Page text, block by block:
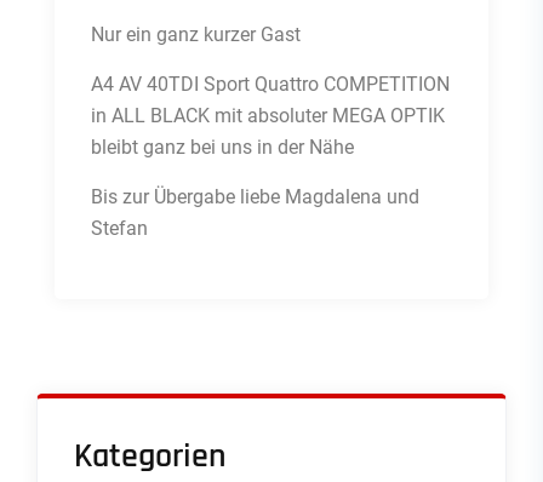
Nur ein ganz kurzer Gast
A4 AV 40TDI Sport Quattro COMPETITION
in ALL BLACK mit absoluter MEGA OPTIK
bleibt ganz bei uns in der Nähe
Bis zur Übergabe liebe Magdalena und
Stefan
Kategorien